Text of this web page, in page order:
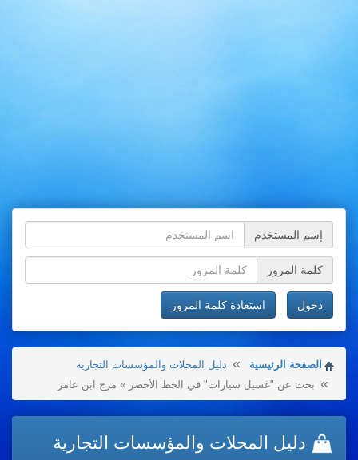
إسم المستخدم
كلمة المرور
دخول استعادة كلمة المرور
الصفحة الرئيسية
دليل المحلات والمؤسسات التجارية
بحث عن "غسيل سيارات" في الخط الأخضر » مرج ابن عامر
دليل المحلات والمؤسسات التجارية